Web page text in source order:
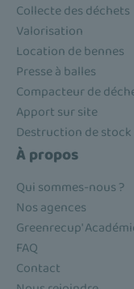
Collecte des déchets
Valorisation
Location de bennes
Presse à balles
Compacteur de
Apport sur site
Destruction de stock
À propos
Qui sommes-nous ?
Nos agences
Greenrecup'
FAQ
Contact